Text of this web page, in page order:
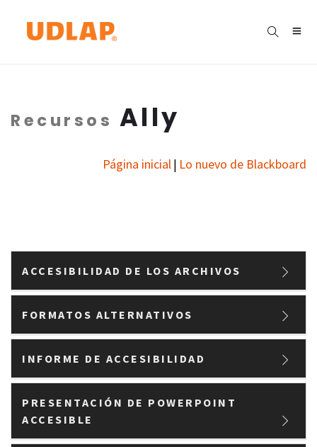
Recursos Ally
Página inicial| Lo nuevo de Blackboard
ACCESIBILIDAD DE LOS ARCHIVOS
FORMATOS ALTERNATIVOS
INFORME DE ACCESIBILIDAD
PRESENTACIÓN DE POWERPOINT
ACCESIBLE